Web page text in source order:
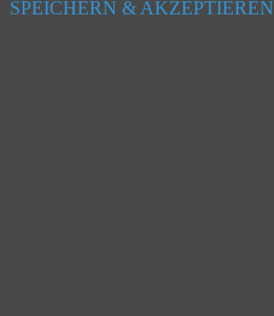
SPEICHERN & AKZEPTIEREN